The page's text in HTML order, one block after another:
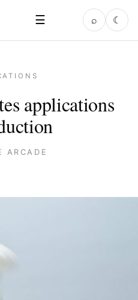
☰ ⌕ ☾
applications
ARCADE